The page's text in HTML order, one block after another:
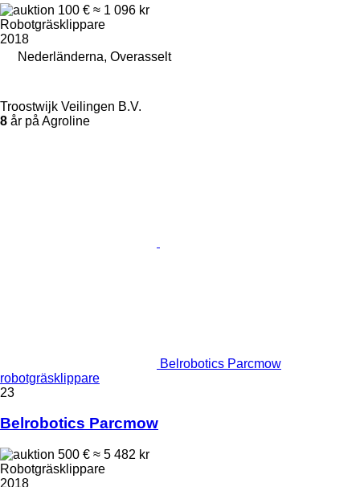
100 € ≈ 1 096 kr
Robotgräsklippare
2018
Nederländerna, Overasselt
Troostwijk Veilingen B.V.
8 år på Agroline
Belrobotics Parcmow
robotgräsklippare
23
Belrobotics Parcmow
500 € ≈ 5 482 kr
Robotgräsklippare
2018